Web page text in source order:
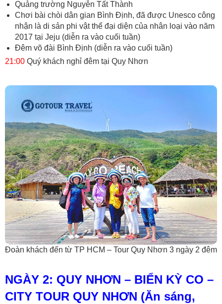
Quảng trường Nguyễn Tất Thành
Chơi bài chòi dân gian Bình Định, đã được Unesco công
nhận là di sản phi vật thể đại diện của nhân loại vào năm
2017 tại Jeju (diễn ra vào cuối tuần)
Đêm võ đài Bình Định (diễn ra vào cuối tuần)
21:00 Quý khách nghỉ đêm tại Quy Nhơn
Đoàn khách đến từ TP HCM – Tour Quy Nhơn 3 ngày 2 đêm
NGÀY 2: QUY NHƠN – BIỂN KỲ CO –
CITY TOUR QUY NHƠN (Ăn sáng,